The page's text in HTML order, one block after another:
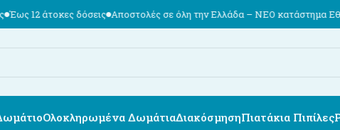
Αποστολές σε όλη την Ελλάδα – ΝΕΟ κατάστημα Εθν. Αντιστάσεως
Ολοκληρωμένα ΔωμάτιαΔιακόσμησηΠιατάκια Πιπίλες